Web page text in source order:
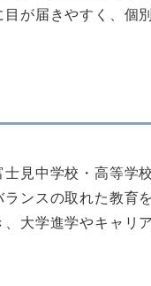
が届きやすく、個
見中学校・高等学
ンスの取れた教育
大学進学やキャリ